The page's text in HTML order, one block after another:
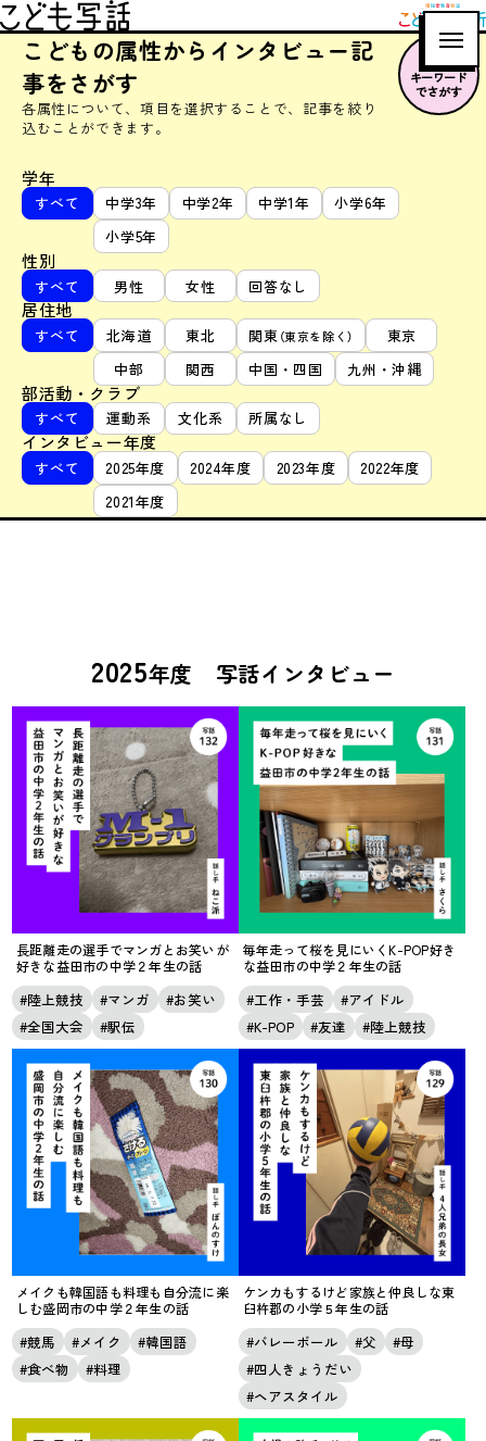
こども写話
博報堂教育財団
こども研究所
こどもの属性からインタビュー記
事をさがす
各属性について、項目を選択することで、記事を絞り
込むことができます。
キーワード
でさがす
学年
すべて 中学3年 中学2年 中学1年
小学6年
小学5年
性別
すべて 男性 女性 回答なし
居住地
すべて 北海道 東北 関東（東京を除く）
東京
中部
関西 中国・四国 九州・沖縄
部活動・クラブ
すべて 運動系 文化系 所属なし
インタビュー年度
すべて 2025年度 2024年度 2023年度
2022年度
2021年度
2025年度 写話インタビュー
長距離走の選手でマンガとお笑いが
好きな益田市の中学２年生の話
陸上競技 マンガ
お笑い
全国大会
駅伝
毎年走って桜を見にいくK-POP好き
な益田市の中学２年生の話
工作・手芸
アイドル
K-POP
友達 陸上競技
メイクも韓国語も料理も自分流に楽
しむ盛岡市の中学２年生の話
競馬 メイク
韓国語
食べ物
料理
ケンカもするけど家族と仲良しな東
臼杵郡の小学５年生の話
バレーボール 父
母
四人きょうだい
ヘアスタイル